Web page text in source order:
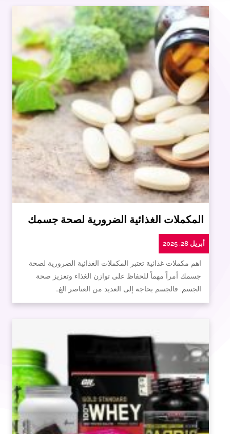
المكملات الغذائية الضرورية لصحة جسمك
أبريل 28, 2025
اهم مكملات غذائية تعتبر المكملات الغذائية الضرورية لصحة
جسمك أمراً مهماً للحفاظ على توازن الغذاء وتعزيز صحة
الجسم. فالجسم بحاجة إلى العديد من العناصر الغ…